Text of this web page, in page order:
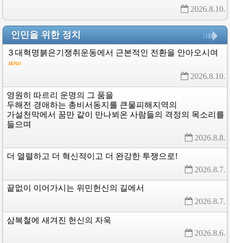
2026.8.10.
인민을 위한 정치
３대혁명붉은기쟁취운동에서 근본적인 전환을 안아오시여
2026.8.10.
영원히 따르리 운명의 그 품을
두해전 경애하는 총비서동지를 큰물피해지역의
가설천막에서 꿈만 같이 만나뵈온 사람들의 격정의 목소리를
들으며
2026.8.8.
더 열렬하고 더 혁신적이고 더 완강한 투쟁으로!
2026.8.7.
끝없이 이어가시는 위민헌신의 길에서
2026.8.7.
삼복철에 새겨진 헌신의 자욱
2026.8.6.